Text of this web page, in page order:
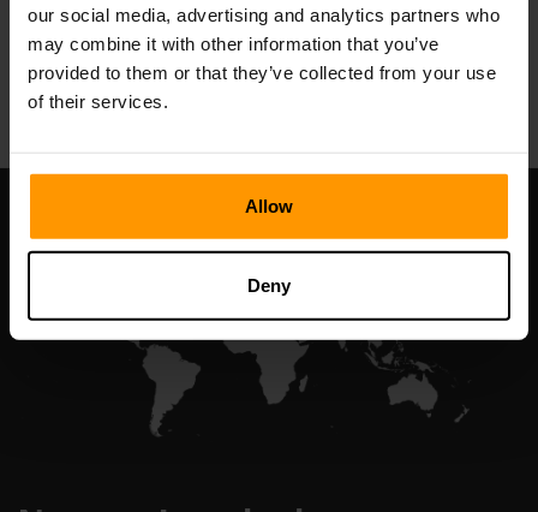
our social media, advertising and analytics partners who
may combine it with other information that you’ve
provided to them or that they’ve collected from your use
of their services.
Allow
Deny
All Games